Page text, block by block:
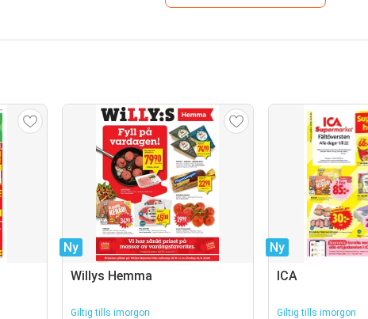
Ny
Willys Hemma
Giltig tills imorgon
Ny
ICA
Giltig tills imorgon